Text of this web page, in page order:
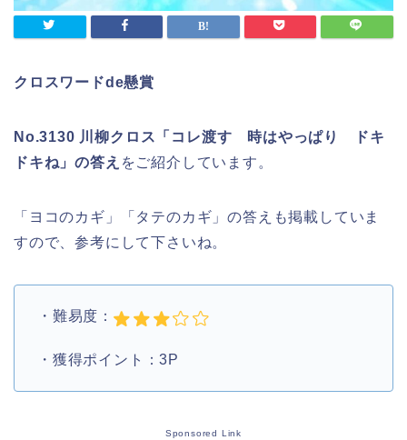
クロスワードde懸賞
No.3130 川柳クロス「コレ渡す 時はやっぱり ドキ
ドキね」の答え をご紹介しています。
「ヨコのカギ」「タテのカギ」の答えも掲載していま
すので、参考にして下さいね。
・難易度：
・獲得ポイント：3P
Sponsored Link